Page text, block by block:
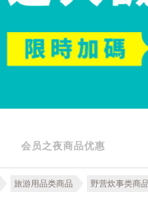
会员之夜商品优惠
旅游用品类商品 野营炊事类商品